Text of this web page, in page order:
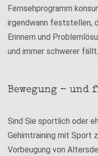
Fernsehprogramm
irgendwann feststellen,
Erinnern und
und immer schwerer fällt.
Bewegung –
Sind Sie sportlich oder
Gehirntraining mit Sport
Vorbeugung von